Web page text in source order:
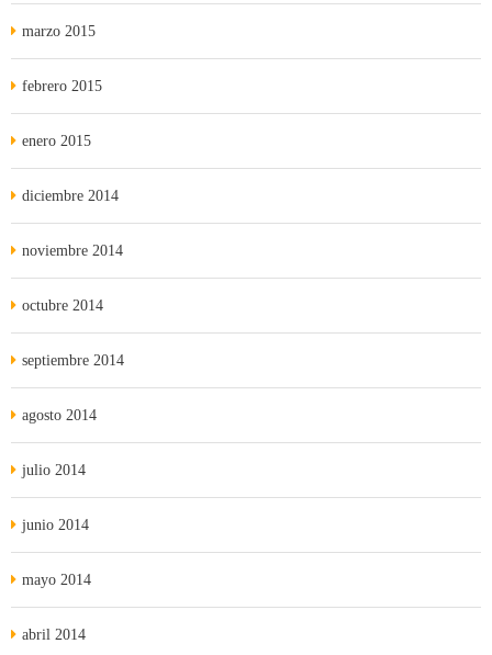
marzo 2015
febrero 2015
enero 2015
diciembre 2014
noviembre 2014
octubre 2014
septiembre 2014
agosto 2014
julio 2014
junio 2014
mayo 2014
abril 2014